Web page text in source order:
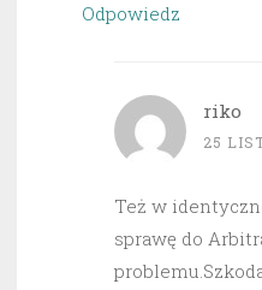
Odpowiedz
riko
25
Też w
sprawę do